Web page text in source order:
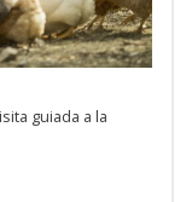
guiada a la